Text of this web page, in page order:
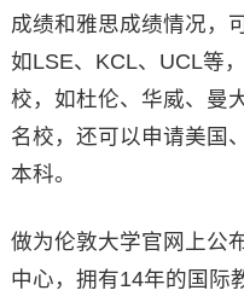
成绩和雅思成绩情况，
如LSE、KCL、UCL等
校，如杜伦、华威、曼
名校，还可以申请美国
本科。
做为伦敦大学官网上公
中心，拥有14年的国际